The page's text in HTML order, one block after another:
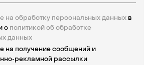
на обработку персональных данных в
с политикой об обработке
данных
на получение сообщений и
рекламной рассылки